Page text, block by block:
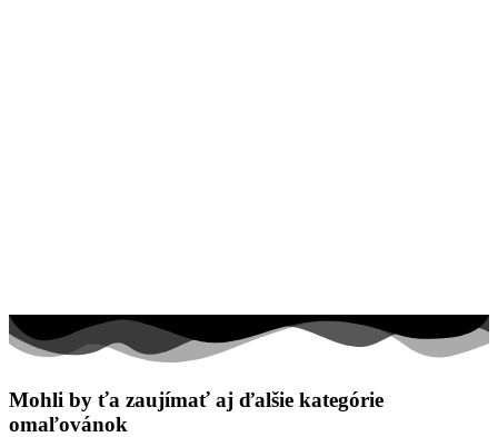
Mohli by ťa zaujímať aj ďalšie kategórie
omaľovánok